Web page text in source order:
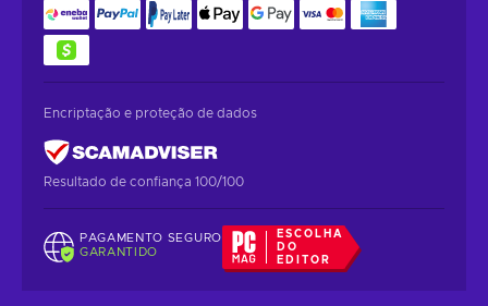
Encriptação e proteção de dados
Resultado de confiança 100/100
PAGAMENTO SEGURO
GARANTIDO
ESCOLHA
DO
EDITOR